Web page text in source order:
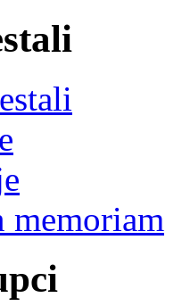
memoriam